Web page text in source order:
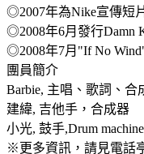
◎2007年為Nike宣傳短
◎2008年6月發行Damn
◎2008年7月"If No
團員簡介
Barbie, 主唱、歌詞、合
建緯, 吉他手，合成器
小光, 鼓手,Drum machine
※更多資訊，請見電話